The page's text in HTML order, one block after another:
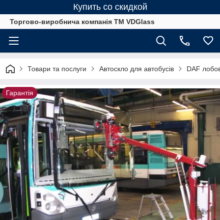
Купить со скидкой
Торгово-виробнича компанія ТМ VDGlass
Товари та послуги Автоскло для автобуcів DAF
Гарантія